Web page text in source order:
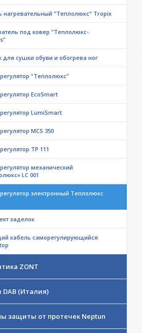
нагревательный "Теплолюкс" Tropix
под ковер "Теплолюкс-
для сушки обуви и обогрева ног
"Теплолюкс"
EcoSmart
LumiSmart
MCS 350
ТР 111
механический
LC 001
электронный Теплолюкс
заделок
кабель саморегулирующийся
ZONT
DAB (Италия)
защиты от протечек Neptun